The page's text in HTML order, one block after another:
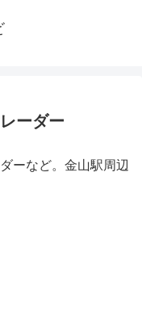
ーダー
ーなど。金山駅周辺